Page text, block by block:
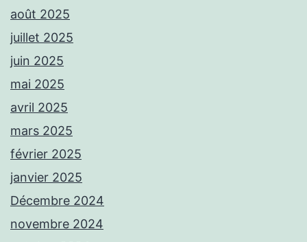
août 2025
juillet 2025
juin 2025
mai 2025
avril 2025
mars 2025
février 2025
janvier 2025
Décembre 2024
novembre 2024